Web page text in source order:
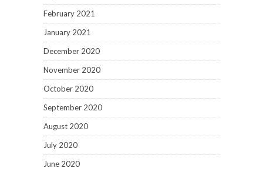
February 2021
January 2021
December 2020
November 2020
October 2020
September 2020
August 2020
July 2020
June 2020